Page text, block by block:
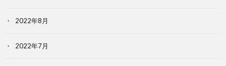
2022年8月
2022年7月